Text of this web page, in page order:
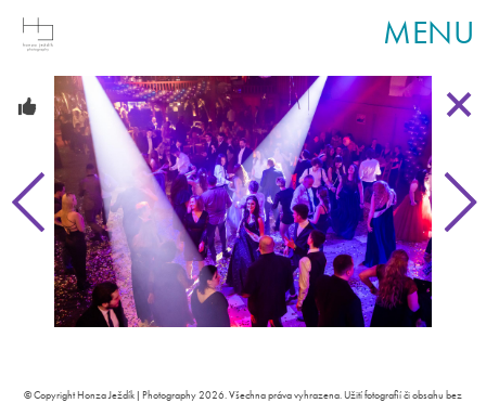
MENU
© Copyright Honza Ježdík | Photography 2026. Všechna práva vyhrazena. Užití fotografií či obsahu bez